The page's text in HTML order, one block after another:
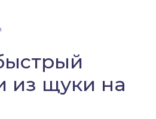
из щуки на